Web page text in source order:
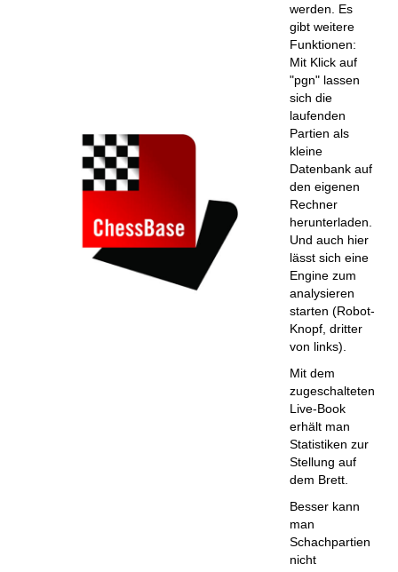
werden. Es
gibt weitere
Funktionen:
Mit Klick auf
"pgn" lassen
sich die
laufenden
Partien als
kleine
Datenbank auf
den eigenen
Rechner
herunterladen.
Und auch hier
lässt sich eine
Engine zum
analysieren
starten (Robot-
Knopf, dritter
von links).
Mit dem
zugeschalteten
Live-Book
erhält man
Statistiken zur
Stellung auf
dem Brett.
Besser kann
man
Schachpartien
nicht